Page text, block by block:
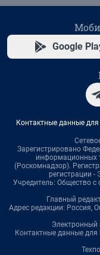
Google
Контактные данные
Зарегистрировано
информационных
(Роскомнадзор).
регистрации
Учредитель: Общество
Главный
Адрес редакции: Россия,
Электронный
Контактные данные для